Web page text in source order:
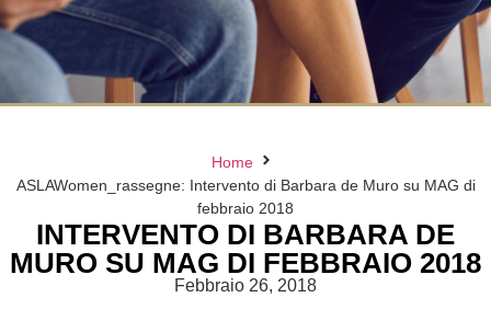
Home
ASLAWomen_rassegne: Intervento di Barbara de Muro su MAG di
febbraio 2018
INTERVENTO DI BARBARA DE
MURO SU MAG DI FEBBRAIO 2018
Febbraio 26, 2018